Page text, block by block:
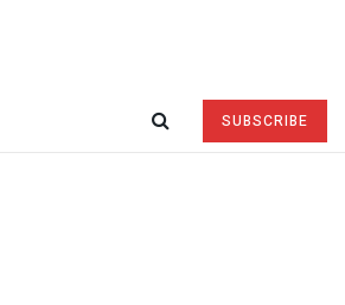
SUBSCRIBE